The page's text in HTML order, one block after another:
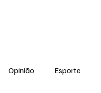
Opinião Esporte